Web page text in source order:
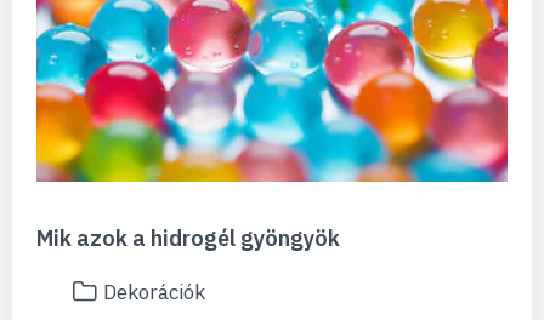
Mik azok a hidrogél gyöngyök
Dekorációk